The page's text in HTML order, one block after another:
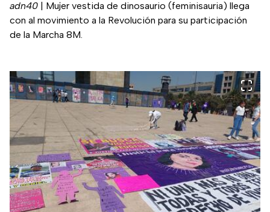
adn40 | Mujer vestida de dinosaurio (feminisauria) llega
con al movimiento a la Revolución para su participación
de la Marcha 8M.